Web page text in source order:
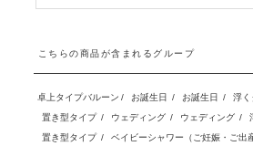
こちらの商品が含まれるグループ
卓上タイプバルーン / お誕生日 / お誕生日 / 浮く
置き型タイプ / ウェディング / ウェディング /
置き型タイプ / ベイビーシャワー（ご妊娠・ご出